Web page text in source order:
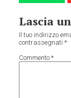
Lascia
Il tuo indirizzo
contrassegnati*
Commento*